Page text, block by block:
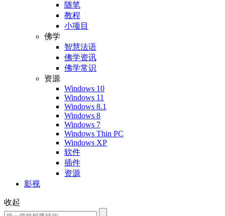
随笔
教程
小项目
佛学
智慧法语
佛学资讯
佛学常识
资源
Windows 10
Windows 11
Windows 8.1
Windows 8
Windows 7
Windows Thin PC
Windows XP
软件
插件
资源
影视
收起